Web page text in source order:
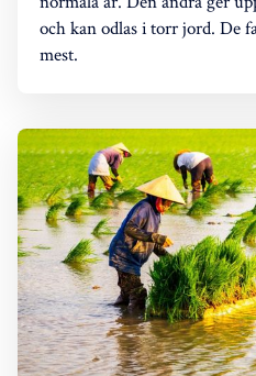
och kan odlas i torr jord. De
mest.